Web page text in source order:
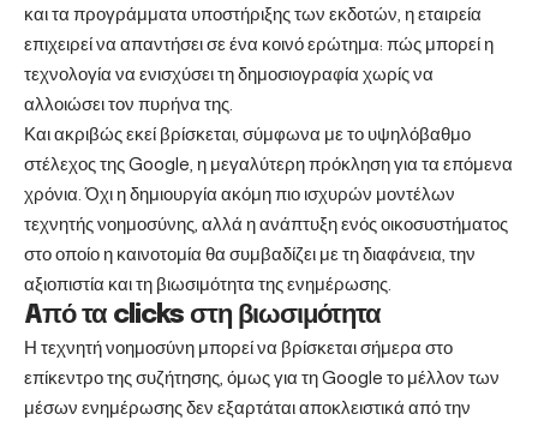
και τα προγράμματα υποστήριξης των εκδοτών, η εταιρεία
επιχειρεί να απαντήσει σε ένα κοινό ερώτημα: πώς μπορεί η
τεχνολογία να ενισχύσει τη δημοσιογραφία χωρίς να
αλλοιώσει τον πυρήνα της.
Και ακριβώς εκεί βρίσκεται, σύμφωνα με το υψηλόβαθμο
στέλεχος της Google, η μεγαλύτερη πρόκληση για τα επόμενα
χρόνια. Όχι η δημιουργία ακόμη πιο ισχυρών μοντέλων
τεχνητής νοημοσύνης, αλλά η ανάπτυξη ενός οικοσυστήματος
στο οποίο η καινοτομία θα συμβαδίζει με τη διαφάνεια, την
αξιοπιστία και τη βιωσιμότητα της ενημέρωσης.
Aπό τα clicks στη βιωσιμότητα
Η τεχνητή νοημοσύνη μπορεί να βρίσκεται σήμερα στο
επίκεντρο της συζήτησης, όμως για τη Google το μέλλον των
μέσων ενημέρωσης δεν εξαρτάται αποκλειστικά από την